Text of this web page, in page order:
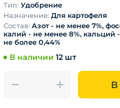
Тип: Удобрение
Назначение: Для картофеля
Состав: Азот - не менее 7%,
калий - не менее 8%, кальций
не более 0,44%
В наличии 12 шт
В